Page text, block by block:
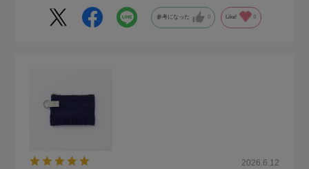
参考になった 0 Like! 0
2026.6.12